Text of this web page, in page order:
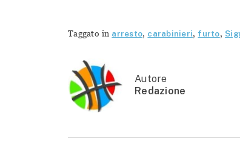
Taggato in arresto, carabinieri, furto,
Autore
Redazione